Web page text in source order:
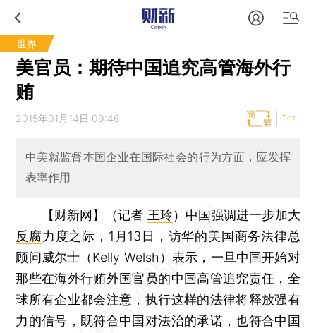
世界
美官员：期待中国追究高管海外行
贿
2015年01月14日 09:46 T中
中美就监督本国企业在国际社会的行为方面，应发挥
表率作用
【财新网】（记者 王玲） 中国强调进一步加大
反腐力度之际，1月13日，访华的美国商务法律总
顾问威尔士（Kelly Welsh）表示，一旦中国开始对
那些在海外行贿外国官员的中国高管追究责任，全
球所有企业都会注意，执行这样的法律将释放强有
力的信号，既符合中国对法治的承诺，也符合中国